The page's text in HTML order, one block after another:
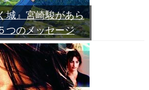
城』宮崎駿があら
つのメッセージ